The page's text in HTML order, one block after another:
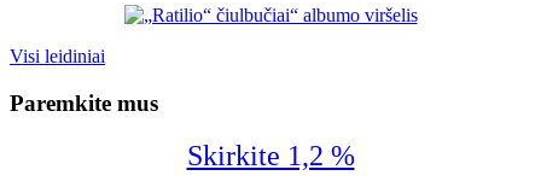
Visi leidiniai
Paremkite mus
Skirkite 1,2 %